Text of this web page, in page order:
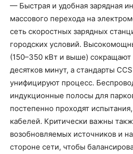
— Быстрая и удобная зарядная
массового перехода на
сеть скоростных зарядных
городских условий.
(150–350 кВт и выше) сокращают
десятков минут, а стандарты
унифицируют процесс.
индукционные полосы для
постепенно проходят
кабелей. Критически важны
возобновляемых источников и
стороне сети, чтобы